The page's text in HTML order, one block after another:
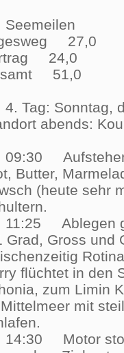
27,0
24,0
51,0
Tag: Sonntag,
abends:
Aufstehen
Butter,
(heute sehr
Ablegen
Grad, Gross und
flüchtet in den
zum Limin
mit
Motor stopp